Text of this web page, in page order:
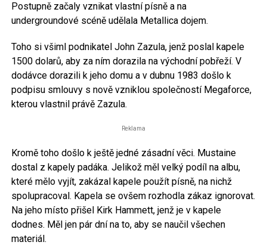
Postupně začaly vznikat vlastní písně a na
undergroundové scéně udělala Metallica dojem.
Toho si všiml podnikatel John Zazula, jenž poslal kapele
1500 dolarů, aby za ním dorazila na východní pobřeží. V
dodávce dorazili k jeho domu a v dubnu 1983 došlo k
podpisu smlouvy s nově vzniklou společností Megaforce,
kterou vlastnil právě Zazula.
Reklama
Kromě toho došlo k ještě jedné zásadní věci. Mustaine
dostal z kapely padáka. Jelikož měl velký podíl na albu,
které mělo vyjít, zakázal kapele použít písně, na nichž
spolupracoval. Kapela se ovšem rozhodla zákaz ignorovat.
Na jeho místo přišel Kirk Hammett, jenž je v kapele
dodnes. Měl jen pár dní na to, aby se naučil všechen
materiál.